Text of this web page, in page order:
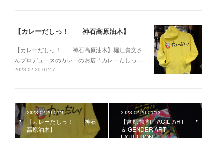
【カレーだしっ！ 神石高原油木】
【カレーだしっ！ 神石高原油木】堀江貴文さ
んプロデュースのカレーのお店「カレーだしっ…
2023.02.20 01:47
2023.02.20 01:47
【カレーだしっ！ 神石
高原油木】
2023.02.20 01:13
【宮原 慎和 ACID ART
＆ GENDER ART
EXHIBITION】